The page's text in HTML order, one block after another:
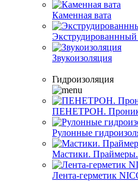
Каменная вата
Звукоизоляция
Гидроизоляция
ПЕНЕТРОН.
Рулонные
Мастики. Праймеры.
Лента-герметик